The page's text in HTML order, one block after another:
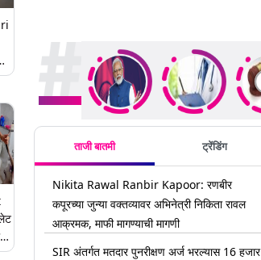
ताजी बातमी ट्रेंडिंग
Nikita Rawal Ranbir Kapoor: रणबीर
कपूरच्या जुन्या वक्तव्यावर अभिनेत्री निकिता रावल
आक्रमक, माफी मागण्याची मागणी
SIR अंतर्गत मतदार पुनरीक्षण अर्ज भरल्यास 16 हजार